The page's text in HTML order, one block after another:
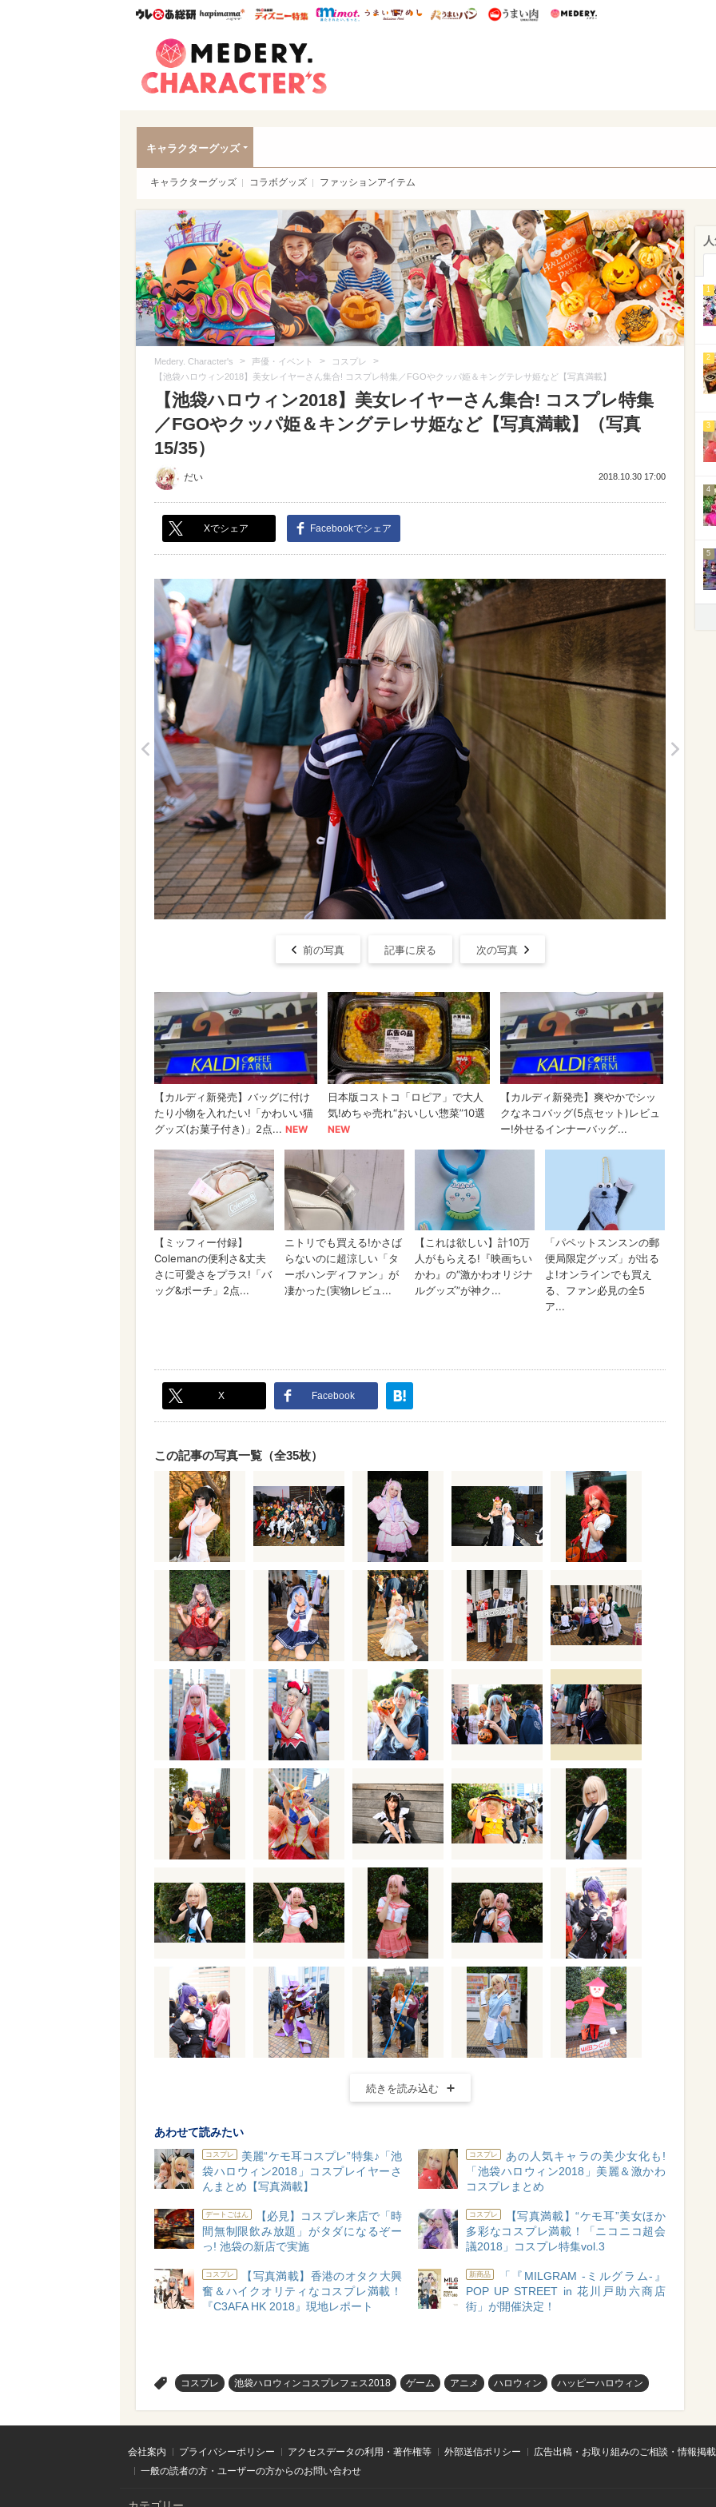
ウレぴあ総研ハピママ* ウレぴあ総研 ディズニー特集
mimot. うまいめし うまいパン うまい肉
キャラクターグッズ
キャラクターグッズ コラボグッズ ファッションアイテム
Medery. Character's > 声優・イベント > コスプレ >
【池袋ハロウィン2018】美女レイヤーさん集合! コスプレ特集／FGOやクッパ姫＆キングテレサ姫など【写真満載】
【池袋ハロウィン2018】美女レイヤーさん集合! コスプレ特集
／FGOやクッパ姫＆キングテレサ姫など【写真満載】（写真
15/35）
だい 2018.10.30 17:00
Xでシェア Facebookでシェア
前の写真 記事に戻る 次の写真
X Facebook
この記事の写真一覧（全35枚）
続きを読み込む
あわせて読みたい
コスプレ
美麗“ケモ耳コスプレ”特集♪「池
袋ハロウィン2018」コスプレイヤーさ
んまとめ【写真満載】
コスプレ
あの人気キャラの美少女化も!
「池袋ハロウィン2018」美麗＆激かわ
コスプレまとめ
デートごはん
【必見】コスプレ来店で「時
間無制限飲み放題」がタダになるぞー
っ! 池袋の新店で実施
コスプレ
【写真満載】“ケモ耳”美女ほか
多彩なコスプレ満載！「ニコニコ超会
議2018」コスプレ特集vol.3
コスプレ
【写真満載】香港のオタク大興
奮＆ハイクオリティなコスプレ満載！
『C3AFA HK 2018』現地レポート
新商品
「『MILGRAM -ミルグラム-』
POP UP STREET in 花川戸助六商店
街」が開催決定！
コスプレ 池袋ハロウィンコスプレフェス2018 ゲーム アニメ ハロウィン ハッピーハロウィン
1
2
3
4
5
会社案内 プライバシーポリシー アクセスデータの利用・著作権等 外部送信ポリシー
広告出稿・お取り組みのご相談・情報掲
一般の読者の方・ユーザーの方からのお問い合わせ